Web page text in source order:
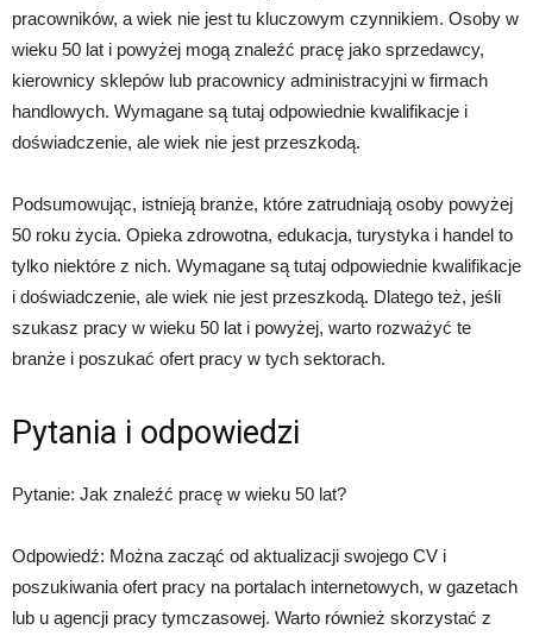
pracowników, a wiek nie jest tu kluczowym czynnikiem. Osoby w
wieku 50 lat i powyżej mogą znaleźć pracę jako sprzedawcy,
kierownicy sklepów lub pracownicy administracyjni w firmach
handlowych. Wymagane są tutaj odpowiednie kwalifikacje i
doświadczenie, ale wiek nie jest przeszkodą.
Podsumowując, istnieją branże, które zatrudniają osoby powyżej
50 roku życia. Opieka zdrowotna, edukacja, turystyka i handel to
tylko niektóre z nich. Wymagane są tutaj odpowiednie kwalifikacje
i doświadczenie, ale wiek nie jest przeszkodą. Dlatego też, jeśli
szukasz pracy w wieku 50 lat i powyżej, warto rozważyć te
branże i poszukać ofert pracy w tych sektorach.
Pytania i odpowiedzi
Pytanie: Jak znaleźć pracę w wieku 50 lat?
Odpowiedź: Można zacząć od aktualizacji swojego CV i
poszukiwania ofert pracy na portalach internetowych, w gazetach
lub u agencji pracy tymczasowej. Warto również skorzystać z